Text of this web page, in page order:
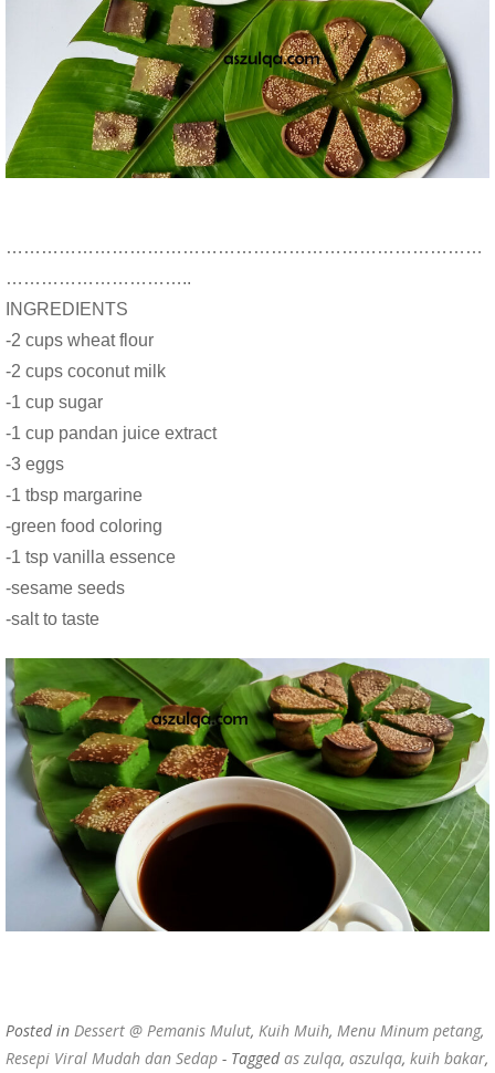
………………………………………………………………………
…………………………..
INGREDIENTS
-2 cups wheat flour
-2 cups coconut milk
-1 cup sugar
-1 cup pandan juice extract
-3 eggs
-1 tbsp margarine
-green food coloring
-1 tsp vanilla essence
-sesame seeds
-salt to taste
Posted in Dessert @ Pemanis Mulut, Kuih Muih, Menu Minum petang,
Resepi Viral Mudah dan Sedap - Taggedas zulqa, aszulqa, kuih bakar,